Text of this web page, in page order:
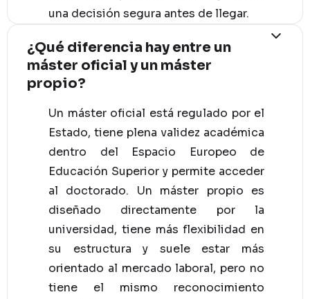
una decisión segura antes de llegar.
¿Qué diferencia hay entre un
máster oficial y un máster
propio?
Un máster oficial está regulado por el
Estado, tiene plena validez académica
dentro del Espacio Europeo de
Educación Superior y permite acceder
al doctorado. Un máster propio es
diseñado directamente por la
universidad, tiene más flexibilidad en
su estructura y suele estar más
orientado al mercado laboral, pero no
tiene el mismo reconocimiento